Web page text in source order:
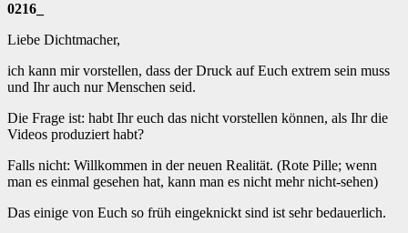
0216_
Liebe Dichtmacher,
ich kann mir vorstellen, dass der Druck auf Euch extrem sein muss
und Ihr auch nur Menschen seid.
Die Frage ist: habt Ihr euch das nicht vorstellen können, als Ihr die
Videos produziert habt?
Falls nicht: Willkommen in der neuen Realität. (Rote Pille; wenn
man es einmal gesehen hat, kann man es nicht mehr nicht-sehen)
Das einige von Euch so früh eingeknickt sind ist sehr bedauerlich.